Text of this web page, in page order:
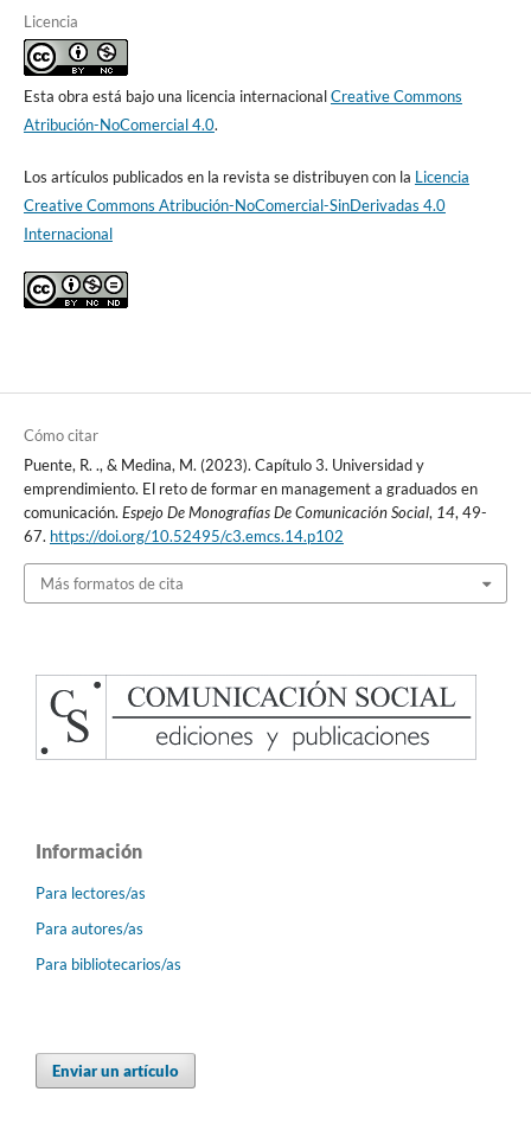
Licencia
Esta obra está bajo una licencia internacionalCreative Commons
Atribución-NoComercial 4.0.
Los artículos publicados en la revista se distribuyen con la Licencia
Creative Commons Atribución-NoComercial-SinDerivadas 4.0
Internacional
Cómo citar
Puente, R. ., & Medina, M. (2023). Capítulo 3. Universidad y
emprendimiento. El reto de formar en management a graduados en
comunicación. Espejo De Monografías De Comunicación Social, 14, 49-
67. https://doi.org/10.52495/c3.emcs.14.p102
Más formatos de cita
Información
Para lectores/as
Para autores/as
Para bibliotecarios/as
Enviar un artículo